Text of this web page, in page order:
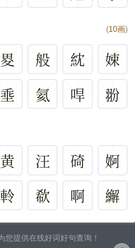
(10画)
畟 般 紞
娕
埀 氦 哻 翂
黄 汪 碕
婀
軨 欷 啊 繲
您提供在线好词好句查询！